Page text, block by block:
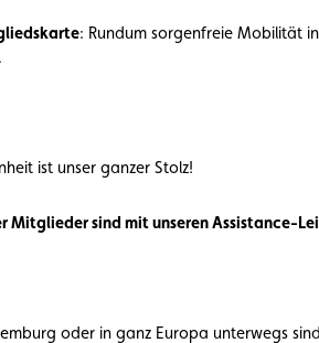
: Rundum sorgenfreie Mobilität
ist unser ganzer Stolz!
Mitglieder sind mit unseren Assistance-
oder in ganz Europa unterwegs